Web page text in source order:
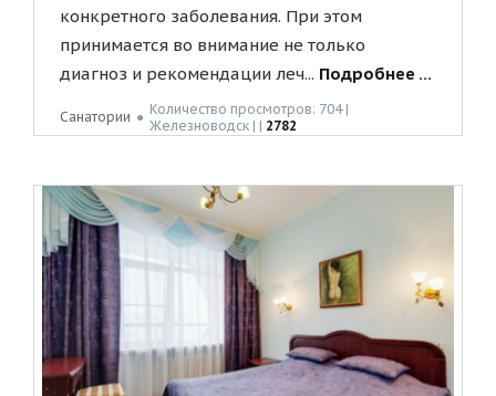
конкретного заболевания. При этом
принимается во внимание не только
диагноз и рекомендации леч... Подробнее ...
Санатории ● Количество просмотров: 704 |
Жeлeзнoвoдск | | 2782